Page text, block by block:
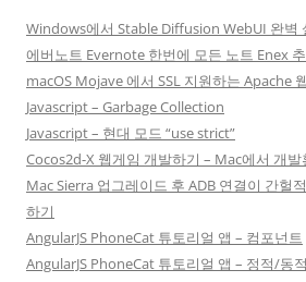
Windows에서 Stable Diffusion WebUI 완벽
에버노트 Evernote 한번에 모든 노트 Enex
macOS Mojave 에서 SSL 지원하는 Apache
Javascript – Garbage Collection
Javascript – 현대 모드 “use strict”
Cocos2d-X 웹게임 개발하기 – Mac에서 개발
Mac Sierra 업그레이드 후 ADB 연결이 간헐
하기
AngularJS PhoneCat 튜토리얼 앱 – 컴포넌트
AngularJS PhoneCat 튜토리얼 앱 – 정적/동